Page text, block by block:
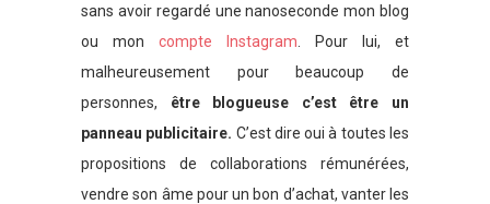
sans avoir regardé une nanoseconde mon blog
ou mon compte Instagram . Pour lui, et
malheureusement pour beaucoup de
personnes, être blogueuse c’est être un
panneau publicitaire. C’est dire oui à toutes les
propositions de collaborations rémunérées,
vendre son âme pour un bon d’achat, vanter les